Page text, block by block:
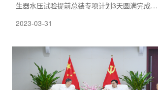
生器水压试验提前总装专项计划3天圆满完成，
成。
2023-03-31